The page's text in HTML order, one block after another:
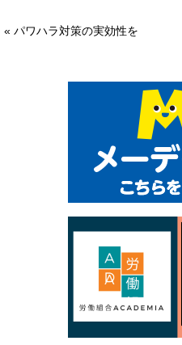
« パワハラ対策の実効性を